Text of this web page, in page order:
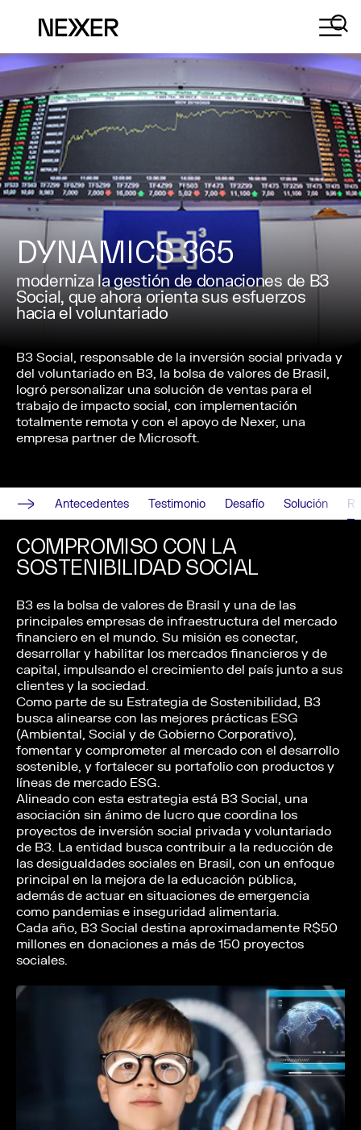
DYNAMICS 365
moderniza la gestión de donaciones de B3
Social, que ahora orienta sus esfuerzos
hacia el voluntariado
B3 Social, responsable de la inversión social privada y
del voluntariado en B3, la bolsa de valores de Brasil,
logró personalizar una solución de ventas para el
trabajo de impacto social, con implementación
totalmente remota y con el apoyo de Nexer, una
empresa partner de Microsoft.
Antecedentes testimonio Desafío Solución
COMPROMISO CON LA
SOSTENIBILIDAD SOCIAL
B3 es la bolsa de valores de Brasil y una de las
principales empresas de infraestructura del mercado
financiero en el mundo. Su misión es conectar,
desarrollar y habilitar los mercados financieros y de
capital, impulsando el crecimiento del país junto a sus
clientes y la sociedad.
Como parte de su Estrategia de Sostenibilidad, B3
busca alinearse con las mejores prácticas ESG
(Ambiental, Social y de Gobierno Corporativo),
fomentar y comprometer al mercado con el desarrollo
sostenible, y fortalecer su portafolio con productos y
líneas de mercado ESG.
Alineado con esta estrategia está B3 Social, una
asociación sin ánimo de lucro que coordina los
proyectos de inversión social privada y voluntariado
de B3. La entidad busca contribuir a la reducción de
las desigualdades sociales en Brasil, con un enfoque
principal en la mejora de la educación pública,
además de actuar en situaciones de emergencia
como pandemias e inseguridad alimentaria.
Cada año, B3 Social destina aproximadamente R$50
millones en donaciones a más de 150 proyectos
sociales.